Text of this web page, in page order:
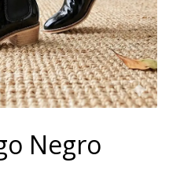
Negro